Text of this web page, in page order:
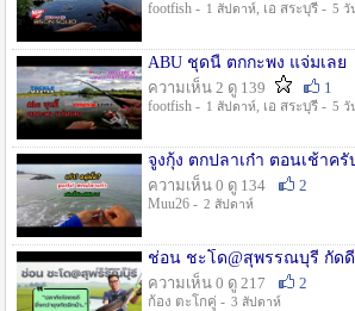
footfish - 1 สัปดาห์, เอ สระบุรี - 5 วั
ABU ชุดนี้ ตกกะพง แจ่มเลย
ความเห็น 2 ดู 139
1
footfish - 1 สัปดาห์, เอ สระบุรี - 5 วั
จูงกุ้ง ตกปลาเก๋า ตอนเช้าครั
ความเห็น 0 ดู 134
2
Muu26 - 2 สัปดาห์
ช่อน ชะโด@สุพรรณบุรี กัดดี
ความเห็น 0 ดู 217
2
ก้อง ตะโกคู่ - 3 สัปดาห์